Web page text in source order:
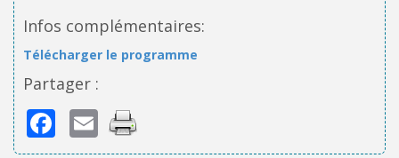
Infos complémentaires:
Télécharger le programme
Partager :
Facebook
Email